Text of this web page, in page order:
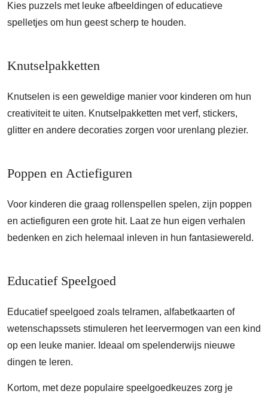
Kies puzzels met leuke afbeeldingen of educatieve
spelletjes om hun geest scherp te houden.
Knutselpakketten
Knutselen is een geweldige manier voor kinderen om hun
creativiteit te uiten. Knutselpakketten met verf, stickers,
glitter en andere decoraties zorgen voor urenlang plezier.
Poppen en Actiefiguren
Voor kinderen die graag rollenspellen spelen, zijn poppen
en actiefiguren een grote hit. Laat ze hun eigen verhalen
bedenken en zich helemaal inleven in hun fantasiewereld.
Educatief Speelgoed
Educatief speelgoed zoals telramen, alfabetkaarten of
wetenschapssets stimuleren het leervermogen van een kind
op een leuke manier. Ideaal om spelenderwijs nieuwe
dingen te leren.
Kortom, met deze populaire speelgoedkeuzes zorg je